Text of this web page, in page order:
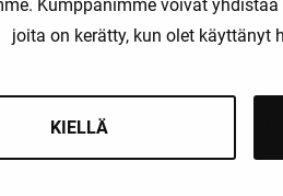
Kumppanimme voivat
joita on kerätty, kun olet käyttänyt
KIELLÄ
maksutavat